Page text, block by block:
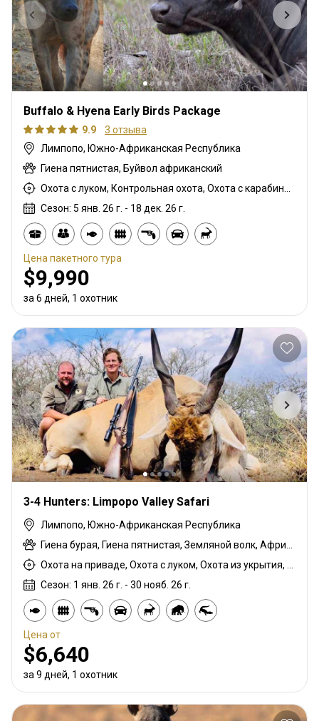
Buffalo & Hyena Early Birds Package
9.9
3 отзыва
Лимпопо, Южно-Африканская Республика
Гиена пятнистая, Буйвол африканский
Охота с луком, Контрольная охота, Охота с карабином, Охота с подхода
Сезон: 5 янв. 26 г. - 18 дек. 26 г.
Цена пакетного тура
$9,990
за 6 дней, 1 охотник
3-4 Hunters: Limpopo Valley Safari
Лимпопо, Южно-Африканская Республика
Сезон: 1 янв. 26 г. - 30 нояб. 26 г.
Цена от
$6,640
за 9 дней, 1 охотник